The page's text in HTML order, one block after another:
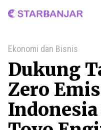
Home
Ekonomi dan Bisnis
Dukung
Zero